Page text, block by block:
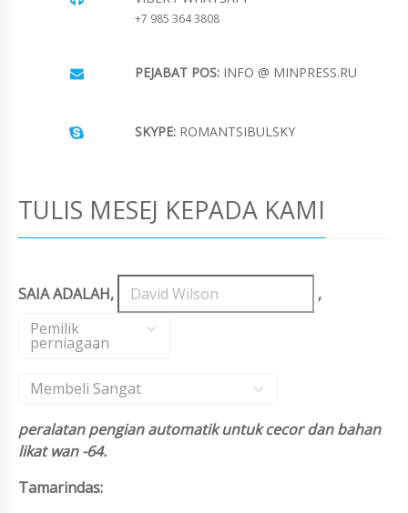
+7 985 364 3808
PEJABAT POS: INFO @ MINPRESS.RU
SKYPE: ROMANTSIBULSKY
TULIS MESEJ KEPADA KAMI
SAIA ADALAH,
,
Pemilik
perniagaan
,
Membeli Sangat
peralatan pengian automatik untuk cecor dan bahan
likat wan -64.
Tamarindas: